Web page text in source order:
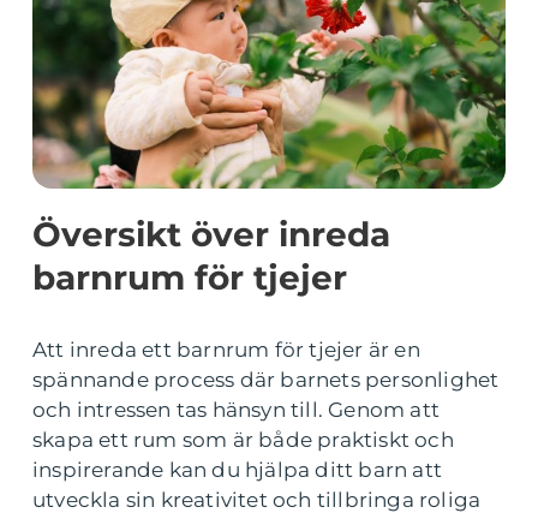
Översikt över inreda
barnrum för tjejer
Att inreda ett barnrum för tjejer är en
spännande process där barnets personlighet
och intressen tas hänsyn till. Genom att
skapa ett rum som är både praktiskt och
inspirerande kan du hjälpa ditt barn att
utveckla sin kreativitet och tillbringa roliga